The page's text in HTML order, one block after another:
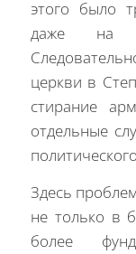
этого было
даже на
церкви в
стирание
отдельные
Здесь
не только в
более